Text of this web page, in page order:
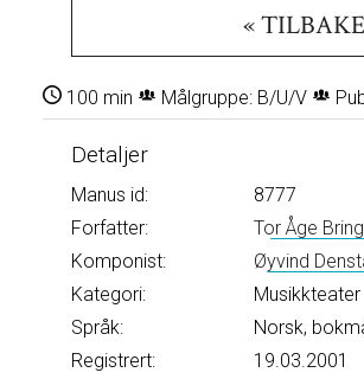
« TILBAKE
100 min Målgruppe: B/U/V
Detaljer
Manus id:
8777
Forfatter:
Tor Åge
Komponist:
Øyvind
Kategori:
Musikkteater
Språk:
Norsk,
Registrert:
19.03.2001